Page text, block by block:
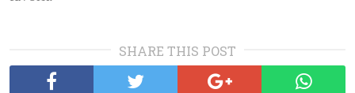
SHARE THIS POST